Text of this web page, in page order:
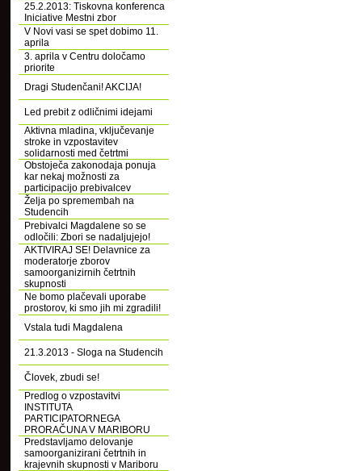
25.2.2013: Tiskovna konferenca
Iniciative Mestni zbor
V Novi vasi se spet dobimo 11.
aprila
3. aprila v Centru določamo
priorite
Dragi Studenčani! AKCIJA!
Led prebit z odličnimi idejami
Aktivna mladina, vključevanje
stroke in vzpostavitev
solidarnosti med četrtmi
Obstoječa zakonodaja ponuja
kar nekaj možnosti za
participacijo prebivalcev
Želja po spremembah na
Studencih
Prebivalci Magdalene so se
odločili: Zbori se nadaljujejo!
AKTIVIRAJ SE! Delavnice za
moderatorje zborov
samoorganizirnih četrtnih
skupnosti
Ne bomo plačevali uporabe
prostorov, ki smo jih mi zgradili!
Vstala tudi Magdalena
21.3.2013 - Sloga na Studencih
Človek, zbudi se!
Predlog o vzpostavitvi
INSTITUTA
PARTICIPATORNEGA
PRORAČUNA V MARIBORU
Predstavljamo delovanje
samoorganizirani četrtnih in
krajevnih skupnosti v Mariboru